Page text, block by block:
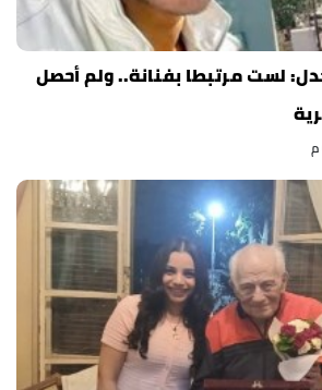
لست مرتبطا بفنانة.. ولم أحصل